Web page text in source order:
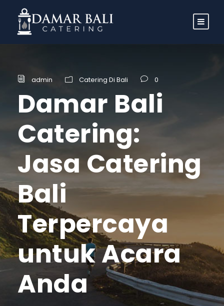
admin Catering Di Bali 0
Damar Bali
Catering:
Jasa Catering
Bali
Terpercaya
untuk Acara
Anda